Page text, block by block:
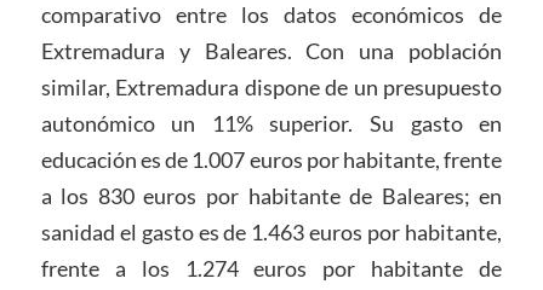
comparativo entre los datos económicos de
Extremadura y Baleares. Con una población
similar, Extremadura dispone de un presupuesto
autonómico un 11% superior. Su gasto en
educación es de 1.007 euros por habitante, frente
a los 830 euros por habitante de Baleares; en
sanidad el gasto es de 1.463 euros por habitante,
frente a los 1.274 euros por habitante de